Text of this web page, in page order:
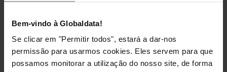
Bem-vindo à Globaldata!
Se clicar em "Permitir todos", estará a dar-nos
permissão para usarmos cookies. Eles servem para que
possamos monitorar a utilização do nosso site, de forma